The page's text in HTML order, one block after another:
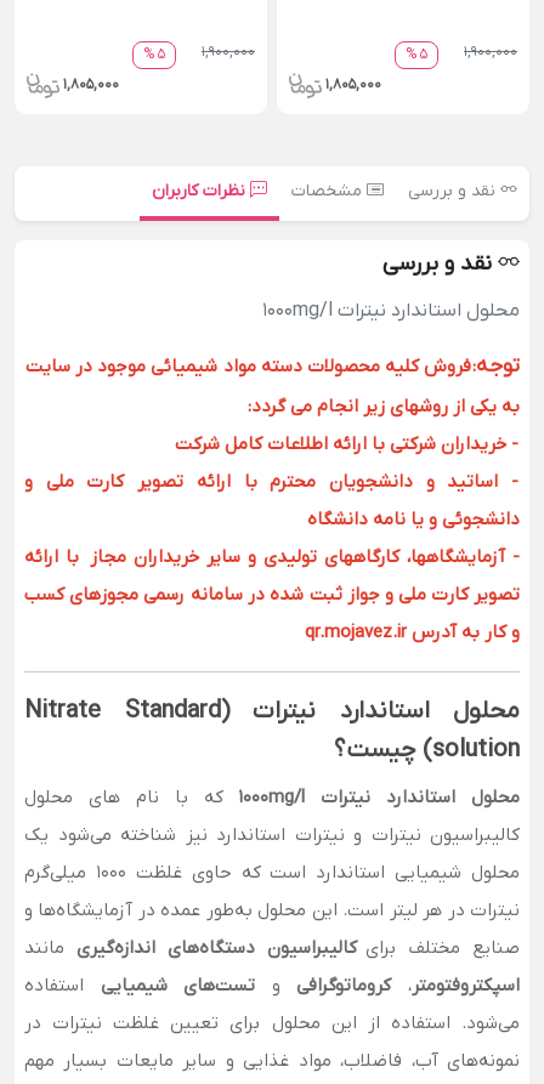
5 %
1,900,000
1,805,000
5 %
1,900,000
1,805,000
نقد و بررسی مشخصات نظرات کاربران
نقد و بررسی
محلول استاندارد نیترات 1000mg/l
توجه:فروش کلیه محصولات دسته مواد شیمیائی موجود در سایت
به یکی از روشهای زیر انجام می گردد:
- خریداران شرکتی با ارائه اطلاعات کامل شرکت
- اساتید و دانشجویان محترم با ارائه تصویر کارت ملی و
دانشجوئی و یا نامه دانشگاه
- آزمایشگاهها، کارگاههای تولیدی و سایر خریداران مجاز با ارائه
تصویر کارت ملی و جواز ثبت شده در سامانه رسمی مجوزهای کسب
و کار به آدرس qr.mojavez.ir
محلول استاندارد نیترات (Nitrate Standard
solution) چیست؟
محلول استاندارد نیترات 1000mg/l
که با نام های محلول
کالیبراسیون نیترات و نیترات استاندارد نیز شناخته می‌شود یک
محلول شیمیایی استاندارد است که حاوی غلظت 1000 میلی‌گرم
نیترات در هر لیتر است. این محلول به‌طور عمده در آزمایشگاه‌ها و
صنایع مختلف برایکالیبراسیون دستگاه‌های اندازه‌گیری مانند
اسپکتروفتومتر،کروماتوگرافی و تست‌های شیمیایی استفاده
می‌شود. استفاده از این محلول برای تعیین غلظت نیترات در
نمونه‌های آب، فاضلاب، مواد غذایی و سایر مایعات بسیار مهم